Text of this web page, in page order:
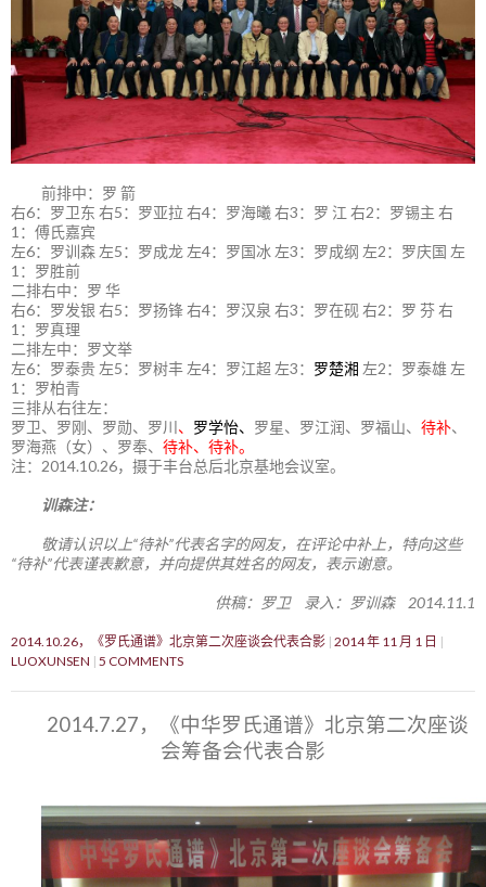
前排中：罗 箭
右6：罗卫东 右5：罗亚拉 右4：罗海曦 右3：罗 江 右2：罗锡主 右
1：傅氏嘉宾
左6：罗训森 左5：罗成龙 左4：罗国冰 左3：罗成纲 左2：罗庆国 左
1：罗胜前
二排右中：罗 华
右6：罗发银 右5：罗扬锋 右4：罗汉泉 右3：罗在砚 右2：罗 芬 右
1：罗真理
二排左中：罗文举
左6：罗泰贵 左5：罗树丰 左4：罗江超 左3： 罗楚湘 左2：罗泰雄 左
1：罗柏青
三排从右往左：
罗卫、罗刚、罗勋、罗川 、 罗学怡、 罗星、罗江润、罗福山、 待补、
罗海燕（女）、罗奉、 待补、待补。
注：2014.10.26，摄于丰台总后北京基地会议室。
训森注：
敬请认识以上“待补”代表名字的网友，在评论中补上，特向这些
“待补”代表谨表歉意，并向提供其姓名的网友，表示谢意。
供稿：罗卫 录入：罗训森 2014.11.1
2014.10.26，《罗氏通谱》北京第二次座谈会代表合影 2014 年 11 月 1 日
LUOXUNSEN 5 COMMENTS
2014.7.27，《中华罗氏通谱》北京第二次座谈
会筹备会代表合影